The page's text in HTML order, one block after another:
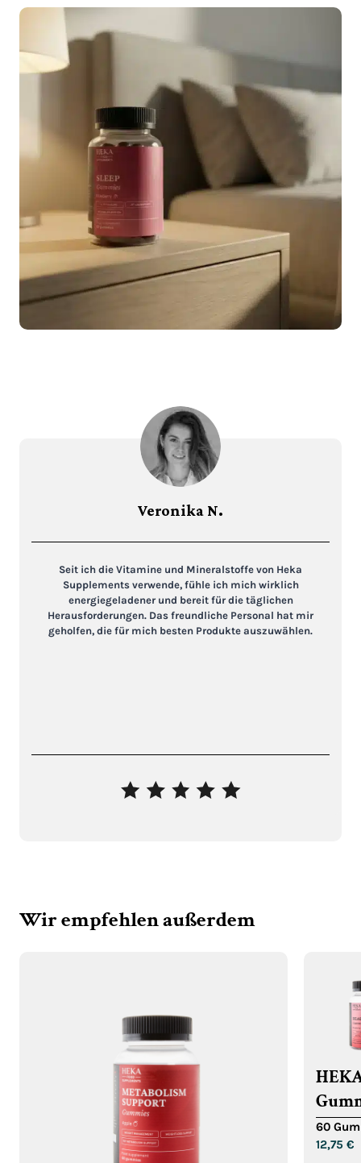
Veronika N.
Seit ich die Vitamine und Mineralstoffe von Heka
Supplements verwende, fühle ich mich wirklich
energiegeladener und bereit für die täglichen
Herausforderungen. Das freundliche Personal hat mir
geholfen, die für mich besten Produkte auszuwählen.
Wir empfehlen außerdem
und
60
12,75 €